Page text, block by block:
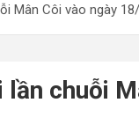
Mân Côi vào ngày
chuỗi